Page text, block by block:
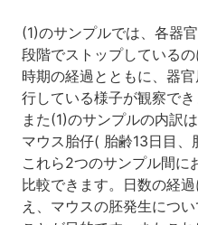
(1)のサンプルでは、各器
段階でストップしている
時期の経過とともに、器
行している様子が観察でき
また(1)のサンプルの内訳
マウス胎仔( 胎齢13日目、
これら2つのサンプル間に
比較できます。日数の経
え、マウスの胚発生につ